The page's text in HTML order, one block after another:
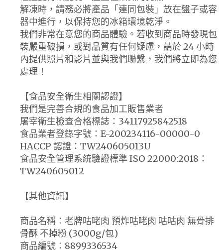
解凍時，請務必將產品「連同包裝」放在盤子或容
器中進行，以保持您的冰箱環境乾淨。
我們非常在意您的商品體驗。若收到商品時發現包
裝嚴重破損，或對品質有任何疑慮，請於 24 小時
內提供照片和影片並與我們聯繫，我們將立即為您
處理！
【食品安全衛生相關認證】
我們是完善合規的食品加工販售業者
屠宰衛生檢查合格標誌：34117925842518
食品業者登錄字號：E-200234116-00000-0
HACCP 認證：TW240605013U
食品安全管理系統驗證標準 ISO 22000:2018：
TW240605012
【其他資訊】
商品名稱：老牌咕咾肉 預炸咕咾肉 咕咕肉 無骨排
骨酥 不掉粉 (3000g/包)
商品編號：8899336534